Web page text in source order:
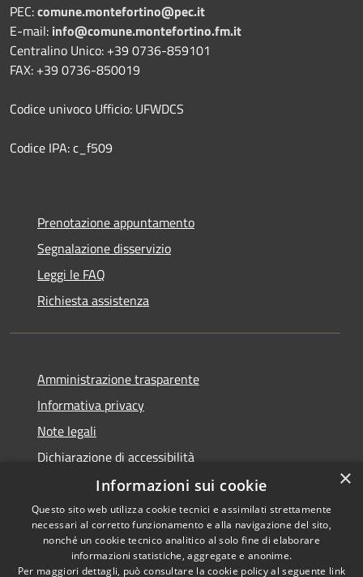
PEC:comune.montefortino@pec.it
E-mail: info@comune.montefortino.fm.it
Centralino Unico: +39 0736-859101
FAX: +39 0736-850019
Codice univoco Ufficio: UFWDCS
Codice IPA: c_f509
Prenotazione appuntamento
Segnalazione disservizio
Leggi le FAQ
Richiesta assistenza
Amministrazione trasparente
Informativa privacy
Note legali
Dichiarazione di accessibilità
Accessibilità
Copyright © 2026 • Comune di
Montefortino • Powered by
×
Informazioni sui cookie
Questo sito web utilizza cookie tecnici e assimilati strettamente
necessari al corretto funzionamento e alla navigazione del sito,
nonché un cookie tecnico analitico al solo fine di elaborare
informazioni statistiche, aggregate e anonime.
Per maggiori dettagli, può consultare la cookie policy al seguente link